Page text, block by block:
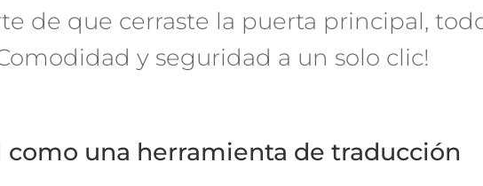
de que cerraste la puerta principal,
y seguridad a un solo clic!
como una herramienta de traducción